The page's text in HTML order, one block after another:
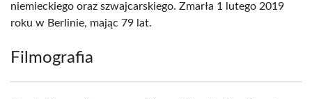
niemieckiego oraz szwajcarskiego. Zmarła 1 lutego 2019
roku w Berlinie, mając 79 lat.
Filmografia